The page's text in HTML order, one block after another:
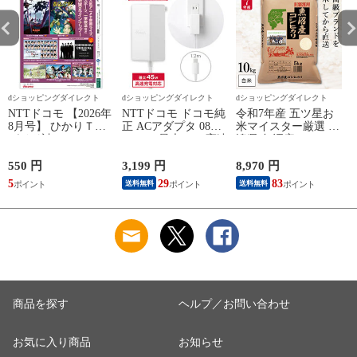
dショッピングダイレクト
NTTドコモ 【2026年
8月号】 ひかりＴＶ
550 円
5
dショッピングダイレクト
NTTドコモ ドコモ純
正 ACアダプタ 08
iPhone Android
Nintendo Switch スイ
ッチ対応 AMD39027
3,199 円
送料無料 29
dショッピングダイレクト
令和7年産 五ツ星お
米マイスター厳選 新
まとめ買い 田中米穀
精米HACCP認定の高
品質管理 白米 精米
8,970 円
送料無料 83
商品を探す
お気に入り商品
ヘルプ／お問い合わせ
お知らせ